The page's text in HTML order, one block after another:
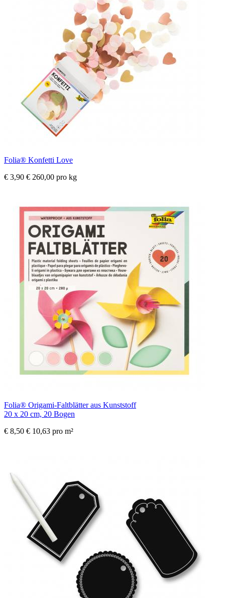
Folia® Konfetti Love
€ 3,90 € 260,00 pro kg
Folia® Origami-Faltblätter aus Kunststoff
20 x 20 cm, 20 Bogen
€ 8,50 € 10,63 pro m²